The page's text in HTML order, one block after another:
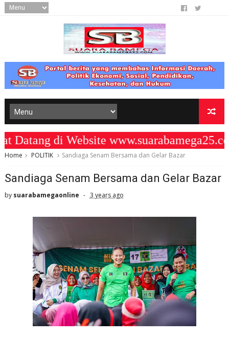
di Website
Home POLITIK Sandiaga Senam Bersama dan Gelar Bazar
Sandiaga Senam Bersama dan Gelar Bazar
by suarabamegaonline 3 years ago